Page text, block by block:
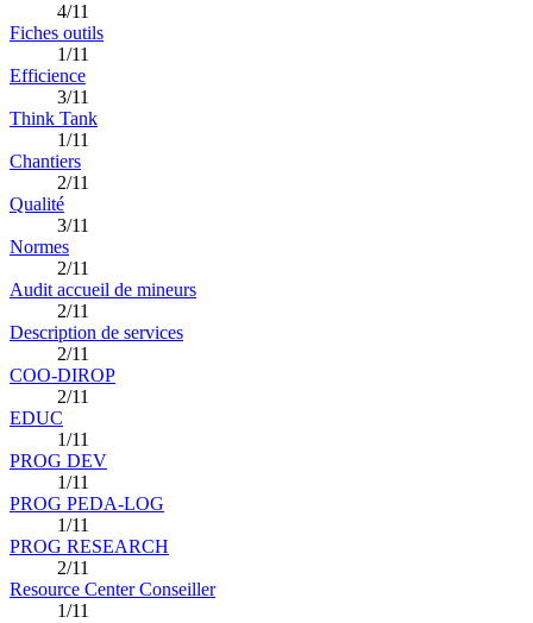
4/11
Fiches outils
1/11
Efficience
3/11
Think Tank
1/11
Chantiers
2/11
Qualité
3/11
Normes
2/11
Audit accueil de mineurs
2/11
Description de services
2/11
COO-DIROP
2/11
EDUC
1/11
PROG DEV
1/11
PROG PEDA-LOG
1/11
PROG RESEARCH
2/11
Resource Center Conseiller
1/11